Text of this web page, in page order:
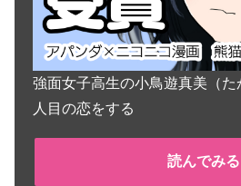
強面女子高生の小鳥遊真美（
人目の恋をする
読んでみる